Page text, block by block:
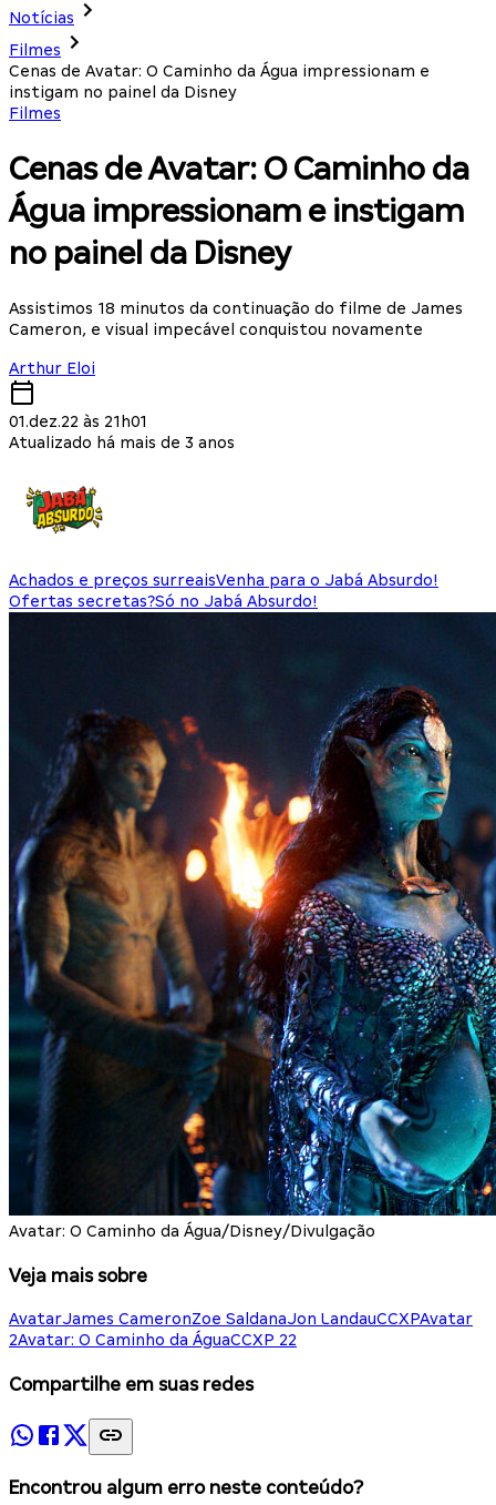
Notícias
Filmes
Cenas de Avatar: O Caminho da Água impressionam e
instigam no painel da Disney
Filmes
Cenas de Avatar: O Caminho da
Água impressionam e instigam
no painel da Disney
Assistimos 18 minutos da continuação do filme de James
Cameron, e visual impecável conquistou novamente
Arthur Eloi
01.dez.22 às 21h01
Atualizado há mais de 3 anos
Achados e preços surreaisVenha para o Jabá Absurdo!
Ofertas secretas?Só no Jabá Absurdo!
Avatar: O Caminho da Água/Disney/Divulgação
Veja mais sobre
AvatarJames CameronZoe SaldanaJon LandauCCXPAvatar
2Avatar: O Caminho da ÁguaCCXP 22
Compartilhe em suas redes
Encontrou algum erro neste conteúdo?